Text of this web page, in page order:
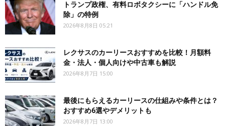
トランプ政権、有料ロボタクシーに「ハンドル免
除」の特例
2026年8月8日 05:21
レクサスのカーリースおすすめを比較！月額料
金・法人・個人向けや中古車も解説
2026年8月7日 15:00
最後にもらえるカーリースの仕組みや条件とは？
おすすめ6選やデメリットも
2026年8月7日 13:00